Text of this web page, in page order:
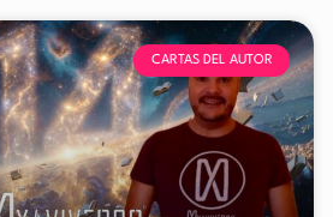
CARTAS DEL AUTOR